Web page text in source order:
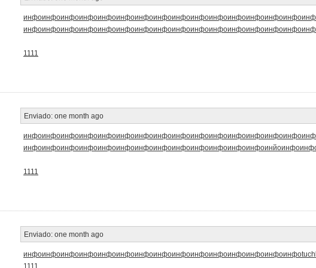
инфоинфоинфоинфоинфоинфоинфоинфоинфоинфоинфоинфоинфоинфоинфо
инфоинфоинфоинфоинфоинфоинфоинфоинфоинфоинфоинфоинфоинфоинфо
1111
Enviado: one month ago
инфоинфоинфоинфоинфоинфоинфоинфоинфоинфоинфоинфоинфоинфоинфо
инфоинфоинфоинфоинфоинфоинфоинфоинфоинфоинфоинфоинфоинйоинфо
1111
Enviado: one month ago
инфоинфоинфоинфоинфоинфоинфоинфоинфоинфоинфоинфоинфоинфоинфо
1111